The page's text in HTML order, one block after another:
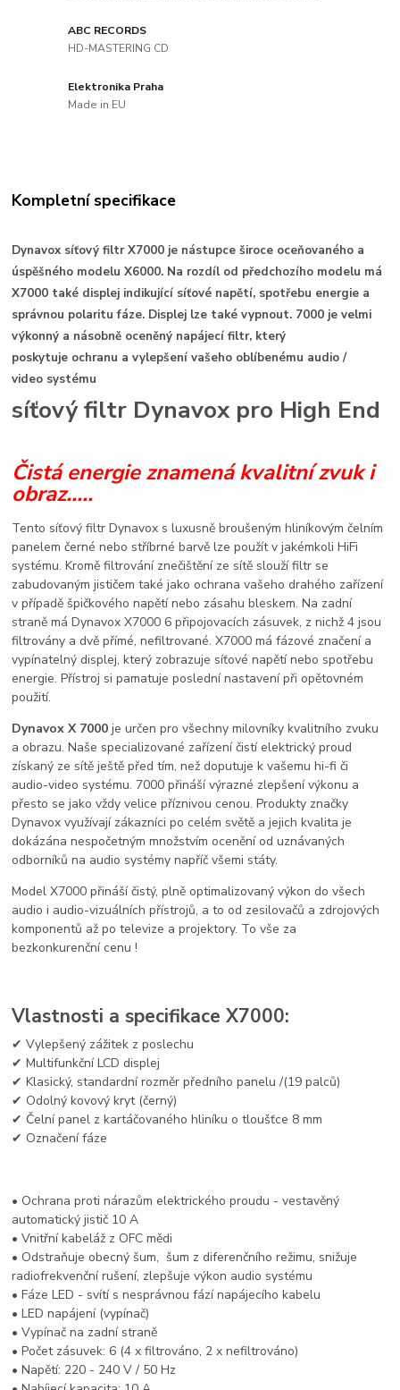
ABC RECORDS
HD-MASTERING CD
Elektronika Praha
Made in EU
Kompletní specifikace
Dynavox síťový filtr X7000 je nástupce široce oceňovaného a
úspěšného modelu X6000. Na rozdíl od předchozího modelu má
X7000 také displej indikující síťové napětí, spotřebu energie a
správnou polaritu fáze. Displej lze také vypnout. 7000 je velmi
výkonný a násobně oceněný napájecí filtr, který
poskytuje ochranu a vylepšení vašeho oblíbenému audio /
video systému
síťový filtr Dynavox pro High End
Čistá energie znamená kvalitní zvuk i
obraz.....
Tento síťový filtr Dynavox s luxusně broušeným hliníkovým čelním
panelem černé nebo stříbrné barvě lze použít v jakémkoli HiFi
systému. Kromě filtrování znečištění ze sítě slouží filtr se
zabudovaným jističem také jako ochrana vašeho drahého zařízení
v případě špičkového napětí nebo zásahu bleskem. Na zadní
straně má Dynavox X7000 6 připojovacích zásuvek, z nichž 4 jsou
filtrovány a dvě přímé, nefiltrované. X7000 má fázové značení a
vypínatelný displej, který zobrazuje síťové napětí nebo spotřebu
energie. Přístroj si pamatuje poslední nastavení při opětovném
použití.
Dynavox X 7000je určen pro všechny milovníky kvalitního zvuku
a obrazu.Naše specializované zařízení čistí elektrický proud
získaný ze sítěještě před tím, než doputuje k vašemu hi-fi či
audio-video systému. 7000 přináší výrazné zlepšení výkonu a
přesto se jako vždy velice příznivou cenou. Produkty značky
Dynavox využívají zákazníci po celém světě a jejich kvalita je
dokázána nespočetným množstvím ocenění od uznávaných
odborníků na audio systémy napříč všemi státy.
Model X7000 přináší čistý, plně optimalizovaný výkon do všech
audio i audio-vizuálních přístrojů, a to od zesilovačů a zdrojových
komponentů až po televize a projektory. To vše za
bezkonkurenční cenu !
Vlastnosti a specifikace X7000:
✔ Vylepšený zážitek z poslechu
✔ Multifunkční LCD displej
✔ Klasický, standardní rozměr předního panelu /(19 palců)
✔ Odolný kovový kryt (černý)
✔ Čelní panel z kartáčovaného hliníku o tloušťce 8 mm
✔ Označení fáze
• Ochrana proti nárazům elektrického proudu - vestavěný
automatický jistič 10 A
• Vnitřní kabeláž z OFC mědi
• Odstraňuje obecný šum, šum z diferenčního režimu, snižuje
radiofrekvenční rušení, zlepšuje výkon audio systému
• Fáze LED - svítí s nesprávnou fází napájecího kabelu
• LED napájení (vypínač)
• Vypínač na zadní straně
• Počet zásuvek: 6 (4 x filtrováno, 2 x nefiltrováno)
• Napětí: 220 - 240 V / 50 Hz